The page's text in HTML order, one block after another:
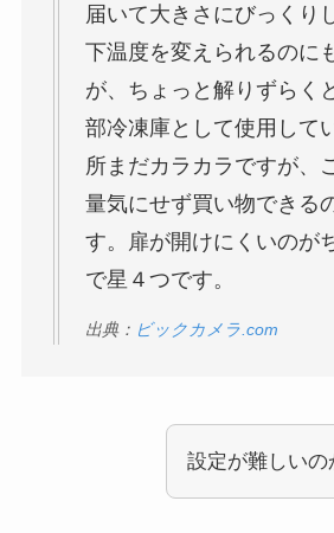
届いて大きさにびっくり
下温度を変えられるのに
が、ちょっと解りずらく
部冷凍庫として使用して
所まだカラカラですが、
量気にせず買い物できる
す。扉が開けにくいのが
で星４つです。
出典： ビックカメラ.com
設定が難しい